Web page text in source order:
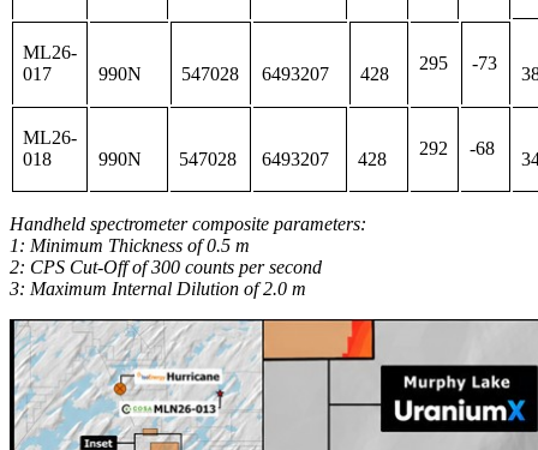
ML26-
017
990N 547028 6493207 428
295 -73
ML26-
018
990N 547028 6493207 428
292 -68
Handheld spectrometer composite parameters:
1: Minimum Thickness of 0.5 m
2: CPS Cut-Off of 300 counts per second
3: Maximum Internal Dilution of 2.0 m